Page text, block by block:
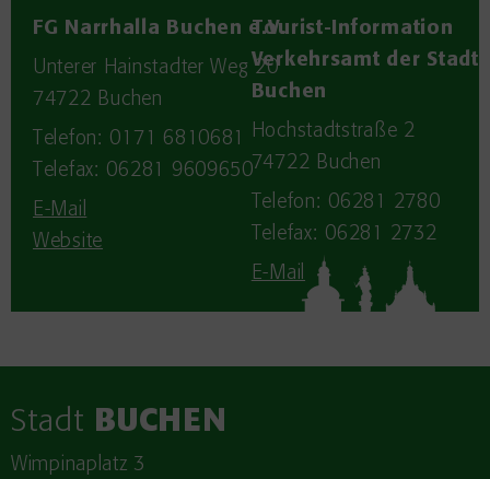
FG Narrhalla Buchen e.V.
Unterer Hainstadter Weg 20
74722 Buchen
Telefon: 0171 6810681
Telefax: 06281 9609650
E-Mail
Website
Tourist-Information
Verkehrsamt der Stadt
Buchen
Hochstadtstraße 2
74722 Buchen
Telefon: 06281 2780
Telefax: 06281 2732
E-Mail
Stadt BUCHEN
Wimpinaplatz 3